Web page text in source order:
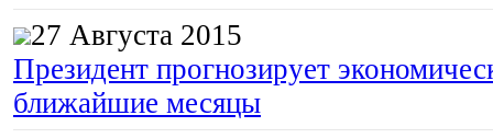
27 Августа 2015
Президент прогнозирует
ближайшие месяцы